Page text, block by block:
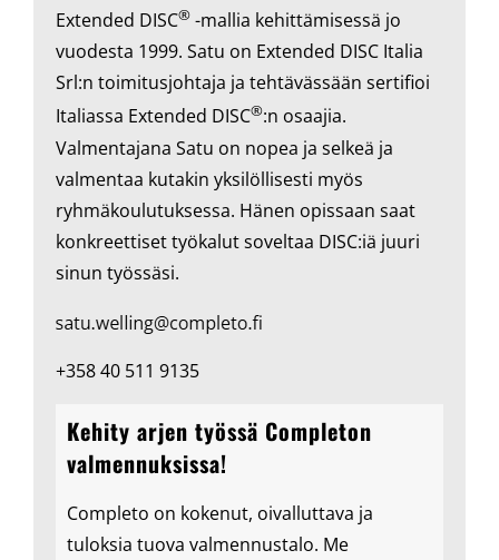
Extended DISC® -mallia kehittämisessä jo
vuodesta 1999. Satu on Extended DISC Italia
Srl:n toimitusjohtaja ja tehtävässään sertifioi
Italiassa Extended DISC®:n osaajia.
Valmentajana Satu on nopea ja selkeä ja
valmentaa kutakin yksilöllisesti myös
ryhmäkoulutuksessa. Hänen opissaan saat
konkreettiset työkalut soveltaa DISC:iä juuri
sinun työssäsi.
+358 40 511 9135
Kehity arjen työssä Completon
valmennuksissa!
Completo on kokenut, oivalluttava ja
tuloksia tuova valmennustalo. Me